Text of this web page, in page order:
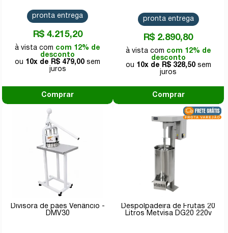
R$ 4.215,20
com 12% de
desconto
10x de
R$ 479,00
pronta entrega
Comprar
R$ 2.890,80
com 12% de
desconto
10x de
R$ 328,50
pronta entrega
Comprar
Divisora de pães Venâncio -
DMV30
Despolpadeira de Frutas 20
Litros Metvisa DG20 220v